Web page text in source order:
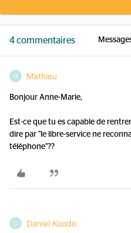
4 commentaires
M Mathieu
Bonjour Anne-Marie,
Est-ce que tu es capable de
dire par "le libre-service ne
téléphone"??
D Daniel Koodo